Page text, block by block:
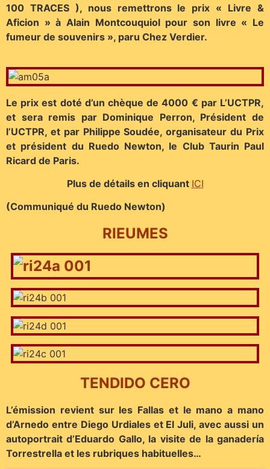
100 TRACES ), nous remettrons le prix « Livre &
Aficion » à Alain Montcouquiol pour son livre « Le
fumeur de souvenirs », paru Chez Verdier.
Le prix est doté d’un chèque de 4000 € par L’UCTPR,
et sera remis par Dominique Perron, Président de
l’UCTPR, et par Philippe Soudée, organisateur du Prix
et président du Ruedo Newton, le Club Taurin Paul
Ricard de Paris.
Plus de détails en cliquant ICI
(Communiqué du Ruedo Newton)
RIEUMES
TENDIDO CERO
L’émission revient sur les Fallas et le mano a mano
d’Arnedo entre Diego Urdiales et El Juli, avec aussi un
autoportrait d’Eduardo Gallo, la visite de la ganadería
Torrestrella et les rubriques habituelles…